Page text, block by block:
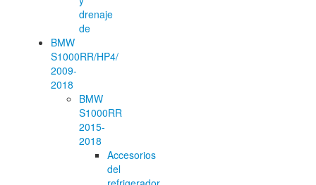
drenaje
de
BMW
S1000RR/HP4/
2009-
2018
BMW
S1000RR
2015-
2018
Accesorios
del